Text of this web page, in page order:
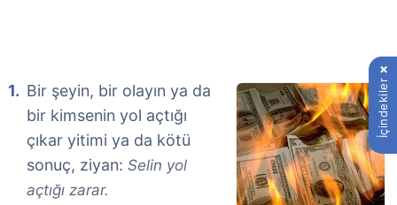
İçindekiler
Bir şeyin, bir olayın ya da
bir kimsenin yol açtığı
çıkar yitimi ya da kötü
sonuç, ziyan: Selin yol
açtığı zarar.